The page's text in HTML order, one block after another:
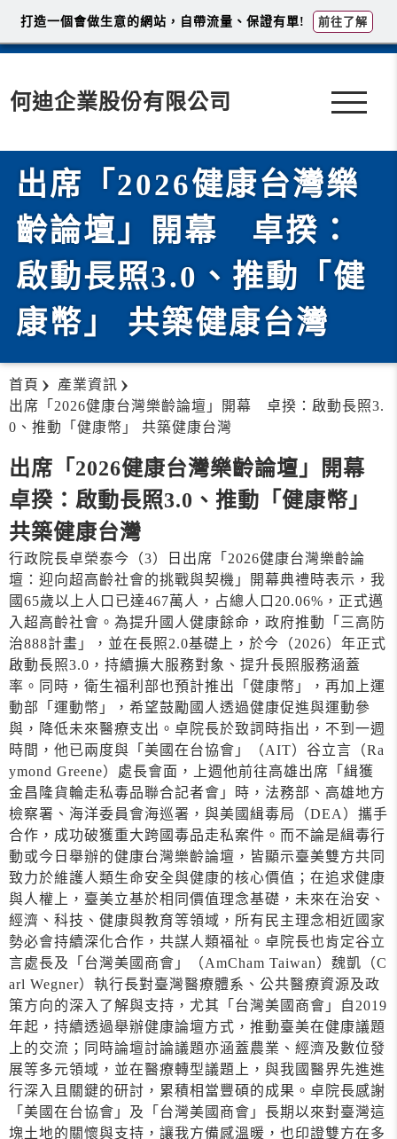
何迪企業股份有限公司
出席「2026健康台灣樂
齡論壇」開幕 卓揆：
啟動長照3.0、推動「健
康幣」 共築健康台灣
首頁
產業資訊
出席「2026健康台灣樂齡論壇」開幕 卓揆：啟動長照3.
0、推動「健康幣」 共築健康台灣
出席「2026健康台灣樂齡論壇」開幕
卓揆：啟動長照3.0、推動「健康幣」
共築健康台灣
行政院長卓榮泰今（3）日出席「2026健康台灣樂齡論
壇：迎向超高齡社會的挑戰與契機」開幕典禮時表示，我
國65歲以上人口已達467萬人，占總人口20.06%，正式邁
入超高齡社會。為提升國人健康餘命，政府推動「三高防
治888計畫」，並在長照2.0基礎上，於今（2026）年正式
啟動長照3.0，持續擴大服務對象、提升長照服務涵蓋
率。同時，衛生福利部也預計推出「健康幣」，再加上運
動部「運動幣」，希望鼓勵國人透過健康促進與運動參
與，降低未來醫療支出。卓院長於致詞時指出，不到一週
時間，他已兩度與「美國在台協會」（AIT）谷立言（Ra
ymond Greene）處長會面，上週他前往高雄出席「緝獲
金昌隆貨輪走私毒品聯合記者會」時，法務部、高雄地方
檢察署、海洋委員會海巡署，與美國緝毒局（DEA）攜手
合作，成功破獲重大跨國毒品走私案件。而不論是緝毒行
動或今日舉辦的健康台灣樂齡論壇，皆顯示臺美雙方共同
致力於維護人類生命安全與健康的核心價值；在追求健康
與人權上，臺美立基於相同價值理念基礎，未來在治安、
經濟、科技、健康與教育等領域，所有民主理念相近國家
勢必會持續深化合作，共謀人類福祉。卓院長也肯定谷立
言處長及「台灣美國商會」（AmCham Taiwan）魏凱（C
arl Wegner）執行長對臺灣醫療體系、公共醫療資源及政
策方向的深入了解與支持，尤其「台灣美國商會」自2019
年起，持續透過舉辦健康論壇方式，推動臺美在健康議題
上的交流；同時論壇討論議題亦涵蓋農業、經濟及數位發
展等多元領域，並在醫療轉型議題上，與我國醫界先進進
行深入且關鍵的研討，累積相當豐碩的成果。卓院長感謝
「美國在台協會」及「台灣美國商會」長期以來對臺灣這
塊土地的關懷與支持，讓我方備感溫暖，也印證雙方在多
打造一個會做生意的網站，自帶流量、保證有單! 前往了解